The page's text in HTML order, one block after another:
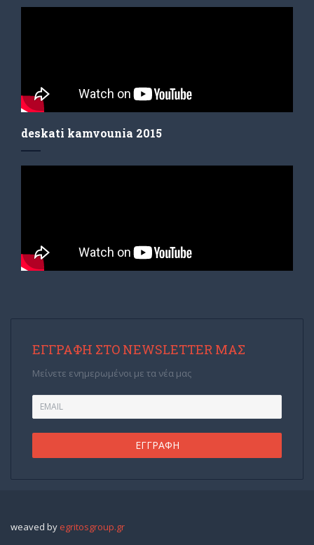
deskati kamvounia 2015
ΕΓΓΡΑΦΉ ΣΤΟ NEWSLETTER ΜΑΣ
Μείνετε ενημερωμένοι με τα νέα μας
weaved by egritosgroup.gr